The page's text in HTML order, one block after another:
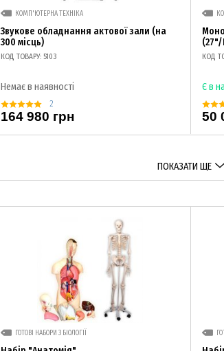
КОМП'ЮТЕРНА ТЕХНІКА
Звукове обладнання актової зали (на
300 місць)
КОД ТОВАРУ: 5103
Немає в наявності
2
164 980 грн
КОД
Є в
50
ПОКАЗАТИ ЩЕ
ГОТОВІ НАБОРИ З БІОЛОГІЇ